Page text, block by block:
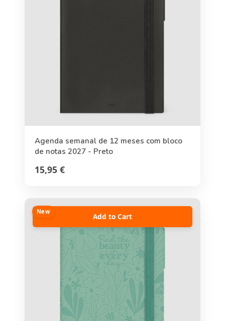
Agenda semanal de 12 meses com bloco
de notas 2027 - Preto
15,95 €
New
Add to Cart